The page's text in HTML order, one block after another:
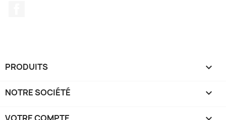
PRODUITS 
NOTRE SOCIÉTÉ 